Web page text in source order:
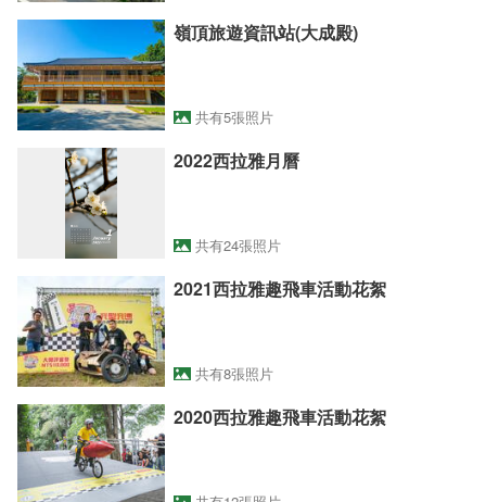
嶺頂旅遊資訊站(大成殿)
共有5張照片
2022西拉雅月曆
共有24張照片
2021西拉雅趣飛車活動花絮
共有8張照片
2020西拉雅趣飛車活動花絮